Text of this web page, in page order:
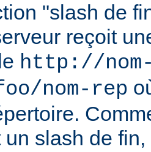
"slash de
reçoit
http://
nom-rep
slash de fin,